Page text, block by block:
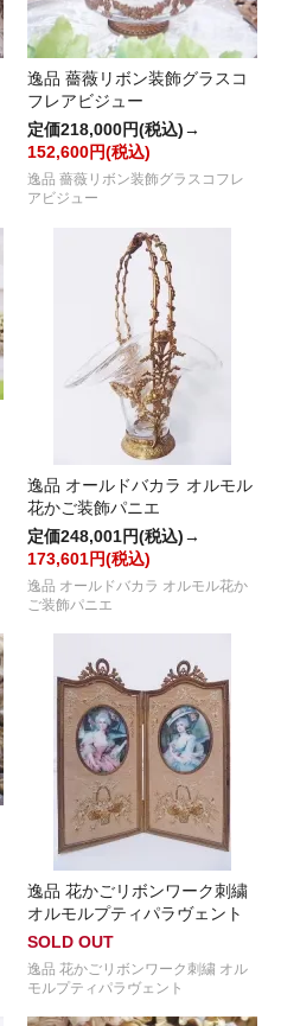
逸品 薔薇リボン装飾グラスコ
フレアビジュー
定価218,000円(税込)→
152,600円(税込)
逸品 薔薇リボン装飾グラスコフレ
アビジュー
逸品 オールドバカラ オルモル
花かご装飾パニエ
定価248,001円(税込)→
173,601円(税込)
逸品 オールドバカラ オルモル花か
ご装飾パニエ
逸品 花かごリボンワーク刺繍
オルモルプティパラヴェント
SOLD OUT
逸品 花かごリボンワーク刺繍 オル
モルプティパラヴェント